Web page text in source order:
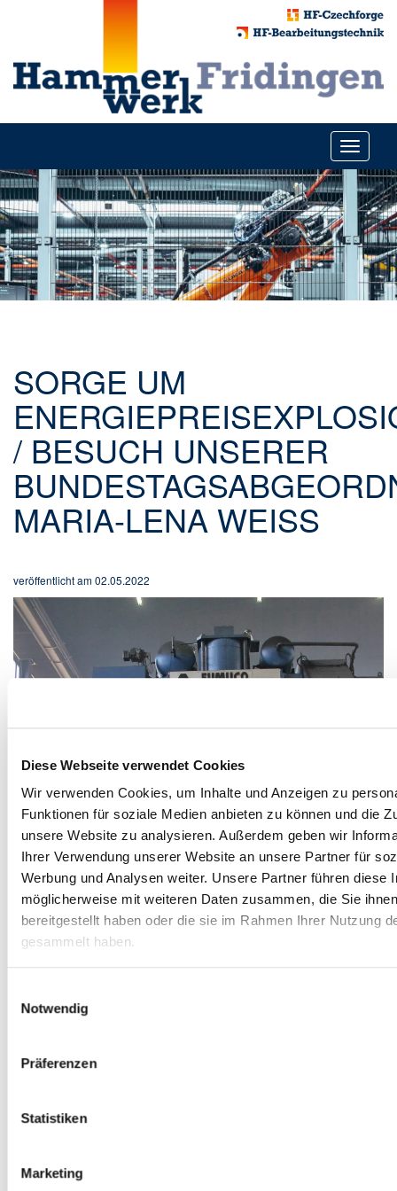
Diese Webseite verwendet Cookies
Wir verwenden Cookies, um Inhalte und Anzeigen zu
Funktionen für soziale Medien anbieten zu können und die
unsere Website zu analysieren. Außerdem geben wir
Ihrer Verwendung unserer Website an unsere Partner für
Werbung und Analysen weiter. Unsere Partner führen diese
möglicherweise mit weiteren Daten zusammen, die Sie ihnen
bereitgestellt haben oder die sie im Rahmen Ihrer Nutzung
gesammelt haben.
Notwendig
Präferenzen
Statistiken
Marketing
Toggle
SORGE UM
/ BESUCH UNSERER
MARIA-LENA WEISS
veröffentlicht am 02.05.2022
Bundestagsabgeordnete für den Wahlkreis Rottweil/Tuttlingen,